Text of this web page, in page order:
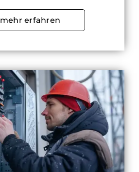
mehr erfahren